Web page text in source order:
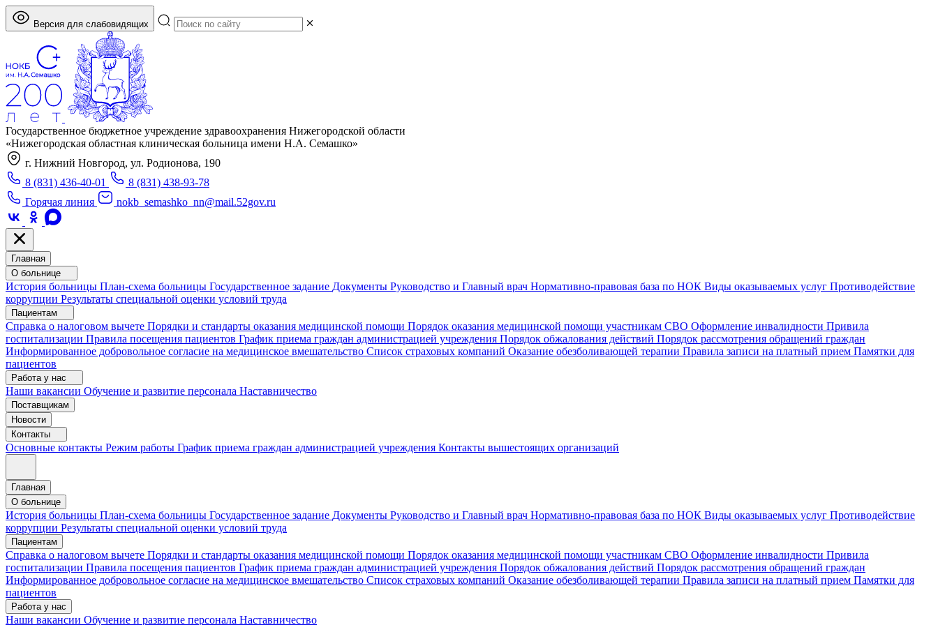
Версия для слабовидящих
Государственное бюджетное учреждение здравоохранения Нижегородской области
«Нижегородская областная клиническая больница имени Н.А. Семашко»
г. Нижний Новгород, ул. Родионова, 190
8 (831) 436-40-01
8 (831) 438-93-78
Горячая линия
nokb_semashko_nn@mail.52gov.ru
Главная
О больнице
История больницы План-схема больницы Государственное задание Документы Руководство и Главный врач Нормативно-правовая база по НОК Виды оказываемых услуг Противодействие
коррупции Результаты специальной оценки условий труда
Пациентам
Справка о налоговом вычете Порядки и стандарты оказания медицинской помощи Порядок оказания медицинской помощи участникам СВО Оформление инвалидности Привила
госпитализации Правила посещения пациентов График приема граждан администрацией учреждения Порядок обжалования действий Порядок рассмотрения обращений граждан
Информированное добровольное согласие на медицинское вмешательство Список страховых компаний Оказание обезболивающей терапии Правила записи на платный прием Памятки для
пациентов
Работа у нас
Наши вакансии Обучение и развитие персонала Наставничество
Поставщикам
Новости
Контакты
Основные контакты Режим работы График приема граждан администрацией учреждения Контакты вышестоящих организаций
Главная
О больнице
История больницы План-схема больницы Государственное задание Документы Руководство и Главный врач Нормативно-правовая база по НОК Виды оказываемых услуг Противодействие
коррупции Результаты специальной оценки условий труда
Пациентам
Справка о налоговом вычете Порядки и стандарты оказания медицинской помощи Порядок оказания медицинской помощи участникам СВО Оформление инвалидности Привила
госпитализации Правила посещения пациентов График приема граждан администрацией учреждения Порядок обжалования действий Порядок рассмотрения обращений граждан
Информированное добровольное согласие на медицинское вмешательство Список страховых компаний Оказание обезболивающей терапии Правила записи на платный прием Памятки для
пациентов
Работа у нас
Наши вакансии Обучение и развитие персонала Наставничество